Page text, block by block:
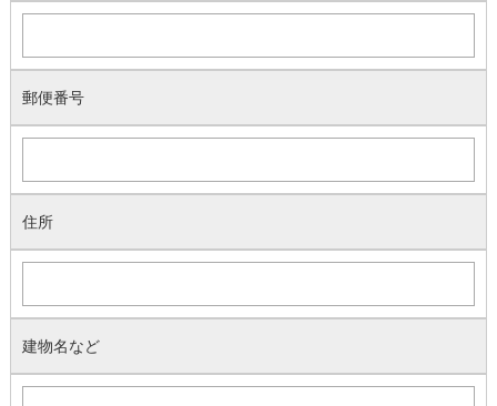
郵便番号
住所
建物名など